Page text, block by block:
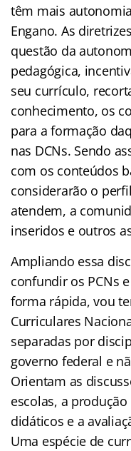
têm mais
Engano. As
questão da
pedagógica,
seu currículo,
conhecimento, os
para a formação
nas DCNs. Sendo
com os conteúdos
considerarão o
atendem, a
inseridos e outros
Ampliando essa
confundir os PCNs
forma rápida, vou
Curriculares
separadas por
governo federal e
Orientam as
escolas, a
didáticos e a
Uma espécie de